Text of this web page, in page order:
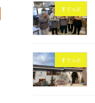
すてっぷ
すてっぷ